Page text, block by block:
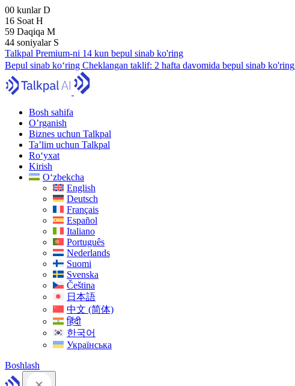
00 kunlarD
16 Soat H
59 Daqiqa M
43 soniyalar S
Talkpal Premium-ni 14 kun bepul sinab ko'ring
Bepul sinab ko‘ring Cheklangan taklif: 2 hafta davomida bepul sinab ko'ring
Bosh sahifa
O’rganish
Biznes uchun Talkpal
Ta’lim uchun Talkpal
Ro‘yxat
Kirish
O‘zbekcha
English
Deutsch
Français
Español
Italiano
Português
Nederlands
Suomi
Svenska
Čeština
日本語
中文 (简体)
हिंदी
한국어
Українська
Boshlash